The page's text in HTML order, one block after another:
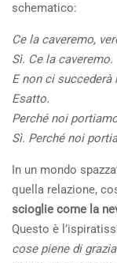
schematico:
Ce la caveremo,
Sì. Ce la caveremo.
E non ci succederà
Esatto.
Perché noi
Sì. Perché noi
In un mondo
quella relazione,
scioglie come la
Questo è
cose piene di